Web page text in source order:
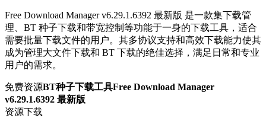
Free Download Manager v6.29.1.6392 最新版 是一款集下载管
理、BT 种子下载和带宽控制等功能于一身的下载工具，适合
需要批量下载文件的用户。其多协议支持和高效下载能力使其
成为管理大文件下载和 BT 下载的绝佳选择，满足日常和专业
用户的需求。
免费资源BT种子下载工具Free Download Manager
v6.29.1.6392 最新版
资源下载